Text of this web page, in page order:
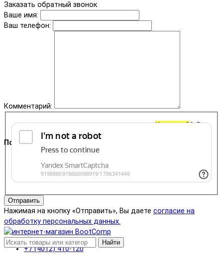
Корзина 00 ₽
Поддержка
+7 (4012) 410-120
Заказать обратный звонок
Ваше имя:
Ваш телефон:
Комментарий:
Отправить
Нажимая на кнопку «Отправить», Вы даете согласие на
обработку персональных данных.
Найти